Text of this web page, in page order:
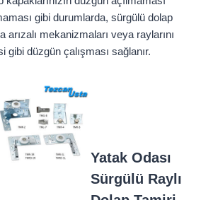
gibi durumlarda, sürgülü dolap
arızalı mekanizmaları veya raylarını
gibi düzgün çalışması sağlanır.
Yatak Odası
Sürgülü Raylı